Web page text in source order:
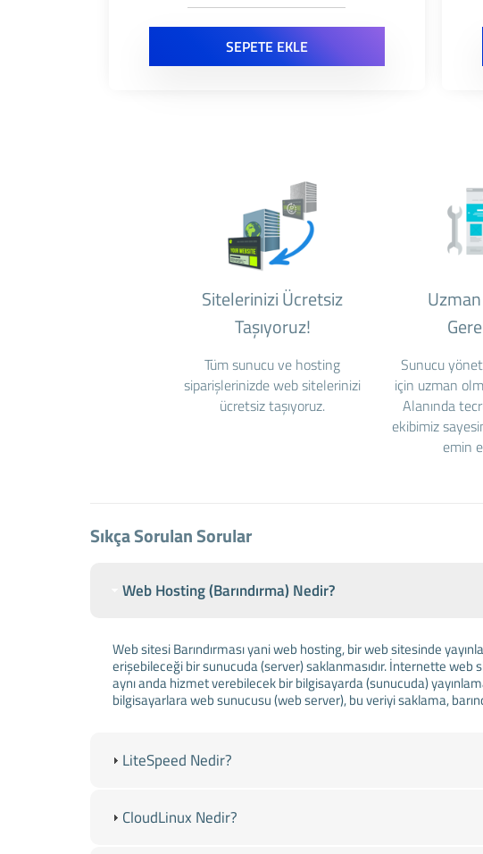
SEPETE EKLE
Sitelerinizi Ücretsiz
Taşıyoruz!
Tüm sunucu ve hosting
siparişlerinizde web sitelerinizi
ücretsiz taşıyoruz.
Sunucu
için uzman
Alanında
ekibimiz
emin
Sıkça Sorulan Sorular
Web Hosting (Barındırma) Nedir?
Web sitesi Barındırması yani web hosting, bir web sitesinde
erişebileceği bir sunucuda (server) saklanmasıdır. İnternette web
aynı anda hizmet verebilecek bir bilgisayarda (sunucuda)
bilgisayarlara web sunucusu (web server), bu veriyi saklama,
LiteSpeed Nedir?
CloudLinux Nedir?